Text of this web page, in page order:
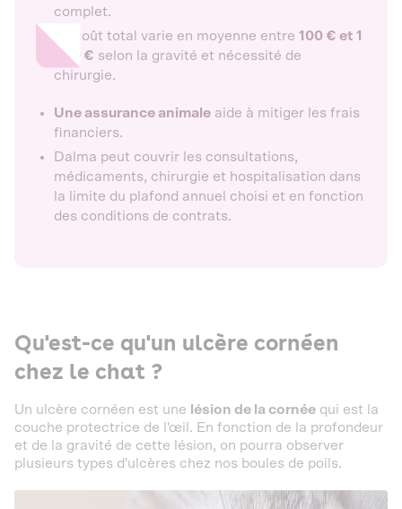
complet.
Le coût total varie en moyenne entre 100 € et 1
500 € selon la gravité et nécessité de
chirurgie.
Une assurance animale aide à mitiger les frais
financiers.
Dalma peut couvrir les consultations,
médicaments, chirurgie et hospitalisation dans
la limite du plafond annuel choisi et en fonction
des conditions de contrats.
Qu'est-ce qu'un ulcère cornéen
chez le chat ?
Un ulcère cornéen est une lésion de la cornée qui est la
couche protectrice de l'œil. En fonction de la profondeur
et de la gravité de cette lésion, on pourra observer
plusieurs types d'ulcères chez nos boules de poils.